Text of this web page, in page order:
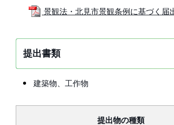
景観法・北見市景観条例に基づく
提出書類
建築物、工作物
提出物の種類